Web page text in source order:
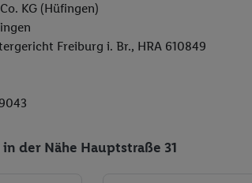
KG (Hüfingen)
Freiburg i. Br., HRA 610849
der Nähe Hauptstraße 31